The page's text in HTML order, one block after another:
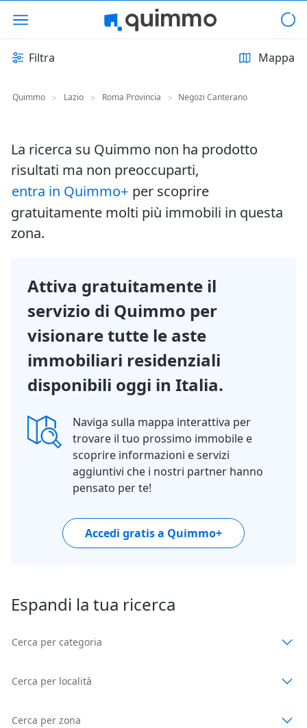
Filtra Mappa
Quimmo > Lazio > Roma Provincia > Negozi Canterano
La ricerca su Quimmo non ha prodotto
risultati ma non preoccuparti,
entra in Quimmo+ per scoprire
gratuitamente molti più immobili in questa
zona.
Attiva gratuitamente il
servizio di Quimmo per
visionare tutte le aste
immobiliari residenziali
disponibili oggi in Italia.
Naviga sulla mappa interattiva per
trovare il tuo prossimo immobile e
scoprire informazioni e servizi
aggiuntivi che i nostri partner hanno
pensato per te!
Accedi gratis a Quimmo+
Espandi la tua ricerca
Cerca per categoria
Cerca per località
Cerca per zona